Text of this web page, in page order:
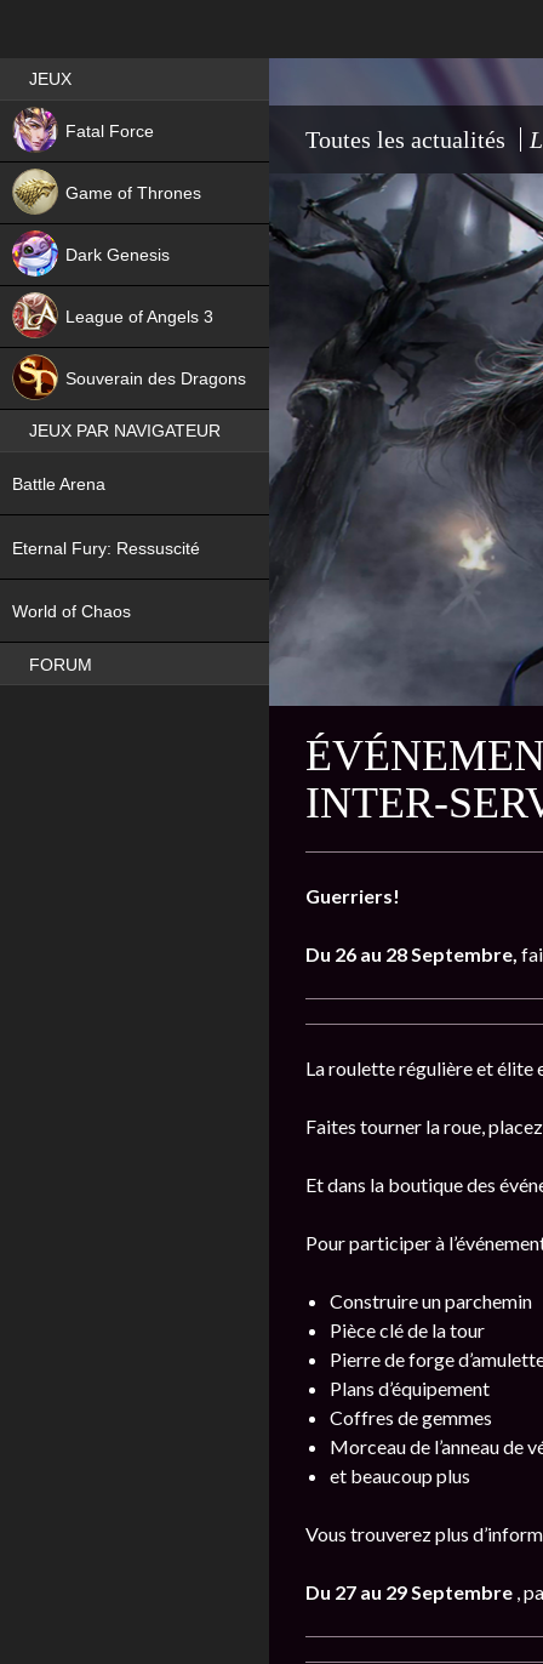
Toutes les actualités
INTER-
Guerriers!
Du 26 au 28 Septembre,
La roulette régulière et élite
Faites tourner la roue,
Et dans la boutique des
Pour participer à
Construire un parchemin
Pièce clé de la tour
Pierre de forge
Plans d’équipement
Coffres de gemmes
Morceau de l’anneau de
et beaucoup plus
Vous trouverez plus
Du 27 au 29 Septembre ,
Best RPG games in France
JEUX
Fatal Force
NEW
Game of Thrones
Dark Genesis
League of Angels 3
Souverain des Dragons
JEUX PAR NAVIGATEUR
Battle Arena
Eternal Fury: Ressuscité
World of Chaos
FORUM